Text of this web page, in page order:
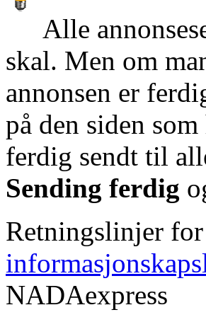
Alle
skal. Men om
annonsen er
på den siden som
ferdig sendt til
Sending ferdig
Retningslinjer for
NADAexpress